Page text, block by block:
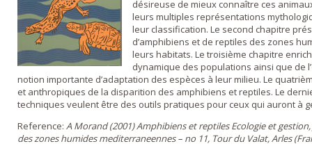
désireuse de mieux connaître ces
leurs multiples représentations
leur classification. Le second chapitre
d’amphibiens et de reptiles des zones
leurs habitats. Le troisième chapitre
dynamique des populations ainsi que de
notion importante d’adaptation des espèces à leur milieu. Le
et anthropiques de la disparition des amphibiens et reptiles. Le
techniques veulent être des outils pratiques pour ceux qui auront à
Reference: A Morand (2001) Amphibiens et reptiles Ecologie et gestion,
des zones humides mediterraneennes – no 11, Tour du Valat, Arles